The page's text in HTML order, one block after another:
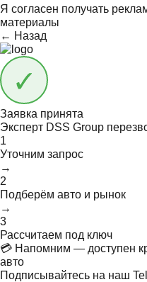
Я согласен получать
материалы
← Назад
Заявка принята
Эксперт DSS Group
1
Уточним запрос
→
2
Подберём авто и рынок
→
3
Рассчитаем под ключ
💳 Напомним — доступен
авто
Подписывайтесь на наш